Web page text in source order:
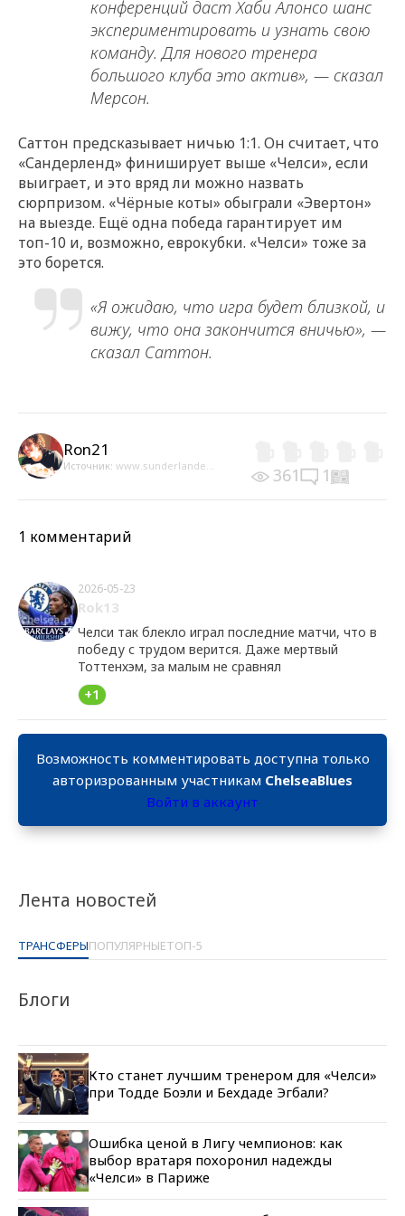
Лента новостей
ТРАНСФЕРЫПОПУЛЯРНЫЕТОП-5
Блоги
Кто станет лучшим тренером для «Челси»
при Тодде Боэли и Бехдаде Эгбали?
Ошибка ценой в Лигу чемпионов: как
выбор вратаря похоронил надежды
«Челси» в Париже
конференций даст Хаби Алонсо шанс
экспериментировать и узнать свою
команду. Для нового тренера
большого клуба это актив», — сказал
Мерсон.
Саттон предсказывает ничью 1:1. Он считает, что
«Сандерленд» финиширует выше «Челси», если
выиграет, и это вряд ли можно назвать
сюрпризом. «Чёрные коты» обыграли «Эвертон»
на выезде. Ещё одна победа гарантирует им
топ-10 и, возможно, еврокубки. «Челси» тоже за
это борется.
«Я ожидаю, что игра будет близкой, и
вижу, что она закончится вничью», —
сказал Саттон.
Ron21
Источник: www.sunderlande... 361 1
1 комментарий
2026-05-23
Rok13
Челси так блекло играл последние матчи, что в
победу с трудом верится. Даже мертвый
Тоттенхэм, за малым не сравнял
+1
Возможность комментировать доступна только
авторизрованным участникам ChelseaBlues
Войти в аккаунт